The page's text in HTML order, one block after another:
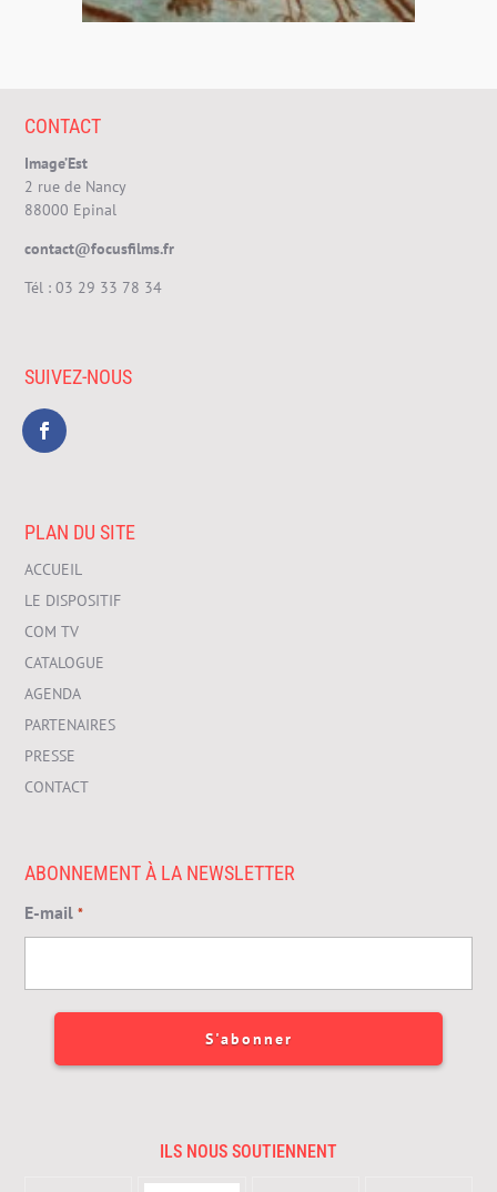
CONTACT
Image’Est
2 rue de Nancy
88000 Epinal
contact@focusfilms.fr
Tél :03 29 33 78 34
SUIVEZ-NOUS
PLAN DU SITE
ACCUEIL
LE DISPOSITIF
COM TV
CATALOGUE
AGENDA
PARTENAIRES
PRESSE
CONTACT
ABONNEMENT À LA NEWSLETTER
E-mail *
ILS NOUS SOUTIENNENT